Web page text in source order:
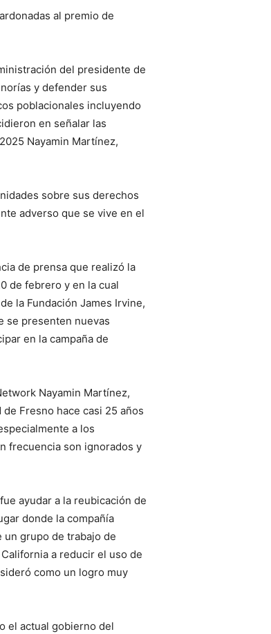
al premio de
del presidente de
y defender sus
poblacionales incluyendo
en señalar las
Nayamin Martínez,
sobre sus derechos
adverso que se vive en el
de prensa que realizó la
de febrero y en la cual
la Fundación James Irvine,
se presenten nuevas
en la campaña de
Nayamin Martínez,
Fresno hace casi 25 años
a los
frecuencia son ignorados y
ayudar a la reubicación de
donde la compañía
un grupo de trabajo de
a reducir el uso de
como un logro muy
el actual gobierno del